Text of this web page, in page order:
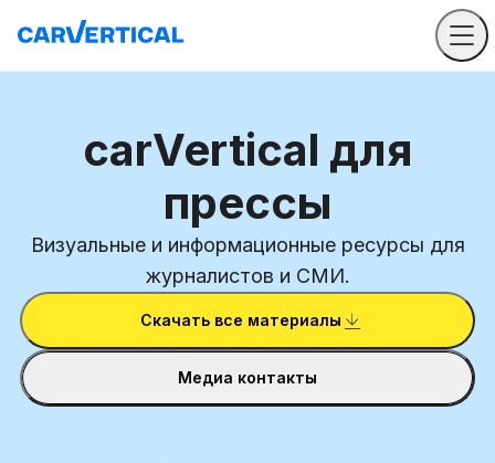
carVertical для
прессы
Визуальные и информационные ресурсы для
журналистов и СМИ.
Скачать все материалы
Медиа контакты